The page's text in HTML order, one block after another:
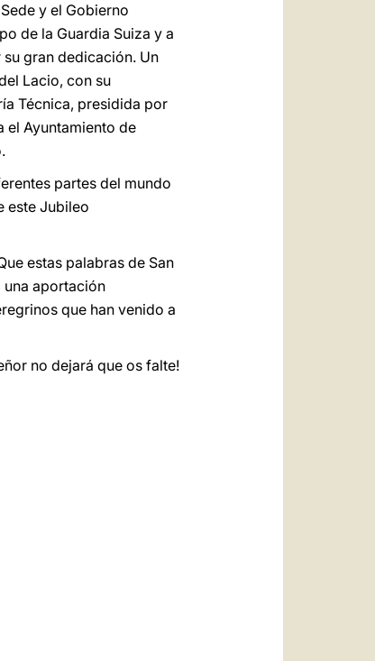
y el Gobierno
de la Guardia Suiza y a
gran dedicación. Un
Lacio, con su
Técnica, presidida por
el Ayuntamiento de
partes del mundo
este Jubileo
estas palabras de San
aportación
que han venido a
no dejará que os falte!